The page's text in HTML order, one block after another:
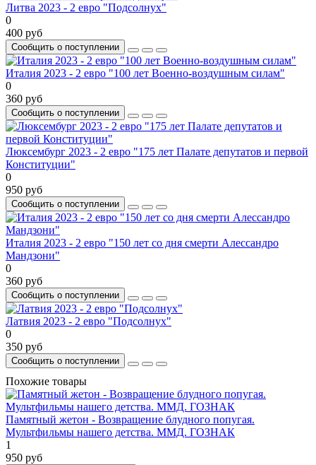
Литва 2023 - 2 евро "Подсолнух"
0
400 руб
Сообщить о поступлении
Италия 2023 - 2 евро "100 лет Военно-воздушным силам"
0
360 руб
Сообщить о поступлении
Люксембург 2023 - 2 евро "175 лет Палате депутатов и первой
Конституции"
0
950 руб
Сообщить о поступлении
Италия 2023 - 2 евро "150 лет со дня смерти Алессандро
Мандзони"
0
360 руб
Сообщить о поступлении
Латвия 2023 - 2 евро "Подсолнух"
0
350 руб
Сообщить о поступлении
Похожие товары
Памятный жетон - Возвращение блудного попугая.
Мультфильмы нашего детства. ММД. ГОЗНАК
1
950 руб